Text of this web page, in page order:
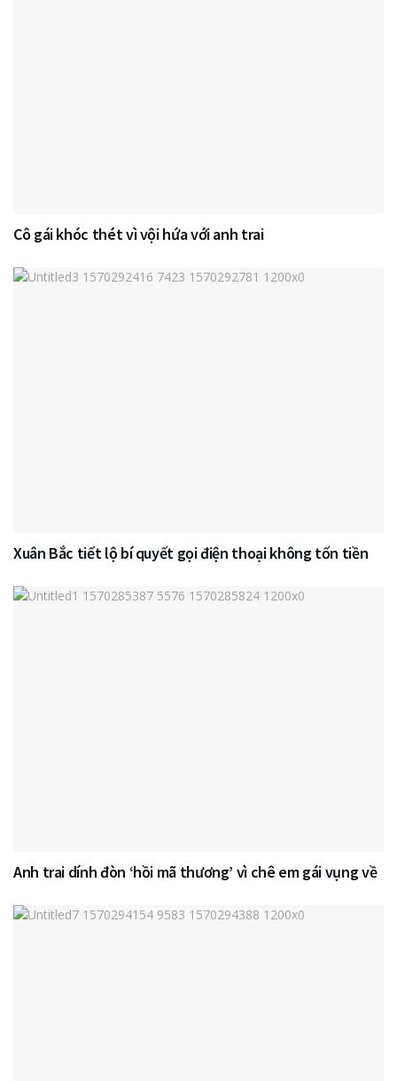
Cô gái khóc thét vì vội hứa với anh trai
Xuân Bắc tiết lộ bí quyết gọi điện thoại không tốn tiền
Anh trai dính đòn ‘hồi mã thương’ vì chê em gái vụng về